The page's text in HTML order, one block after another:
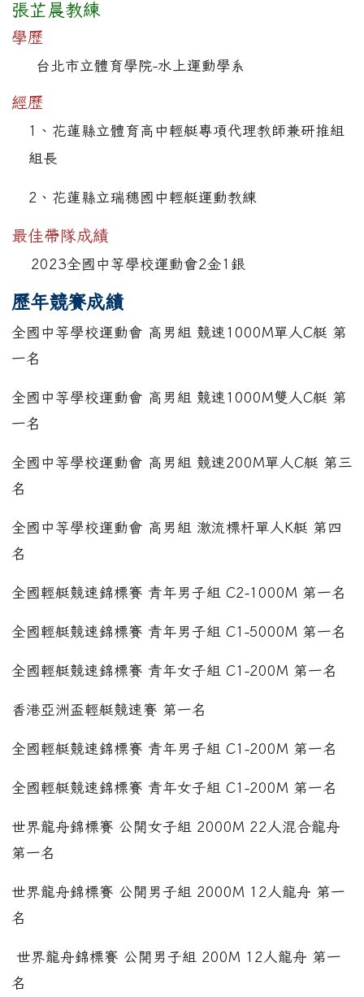
張芷晨教練
學歷
台北市立體育學院-水上運動學系
經歷
1、花蓮縣立體育高中輕艇專項代理教師兼研推組
組長
2、花蓮縣立瑞穗國中輕艇運動教練
最佳帶隊成績
2023全國中等學校運動會2金1銀
歷年競賽成績
全國中等學校運動會 高男組 競速1000M單人C艇 第
一名
全國中等學校運動會 高男組 競速1000M雙人C艇 第
一名
全國中等學校運動會 高男組 競速200M單人C艇 第三
名
全國中等學校運動會 高男組 激流標杆單人K艇 第四
名
全國輕艇競速錦標賽 青年男子組 C2-1000M 第一名
全國輕艇競速錦標賽 青年男子組 C1-5000M 第一名
全國輕艇競速錦標賽 青年女子組 C1-200M 第一名
香港亞洲盃輕艇競速賽 第一名
全國輕艇競速錦標賽 青年男子組 C1-200M 第一名
全國輕艇競速錦標賽 青年女子組 C1-200M 第一名
世界龍舟錦標賽 公開女子組 2000M 22人混合龍舟
第一名
世界龍舟錦標賽 公開男子組 2000M 12人龍舟 第一
名
世界龍舟錦標賽 公開男子組 200M 12人龍舟 第一
名